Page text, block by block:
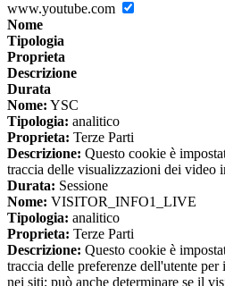
www.youtube.com
Nome
Tipologia
Proprieta
Descrizione
Durata
Nome: YSC
Tipologia: analitico
Proprieta: Terze Parti
Descrizione: Questo cookie è
traccia delle visualizzazioni dei video
Durata: Sessione
Nome: VISITOR_INFO1_LIVE
Tipologia: analitico
Proprieta: Terze Parti
Descrizione: Questo cookie è
traccia delle preferenze dell'utente
nei siti; può anche determinare se il